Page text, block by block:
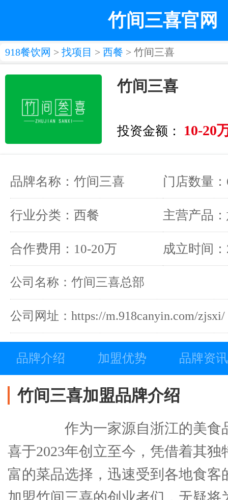
竹间三喜官网
918餐饮网 > 找项目 > 西餐 > 竹间三喜
竹间三喜
投资金额： 10-20
品牌名称：竹间三喜 门店数量
行业分类：西餐 主营产品
泰式炸豆
合作费用：10-20万 成立时间
公司名称：竹间三喜总部
公司网址：https://m.918canyin.com/zjsxi/
品牌介绍 加盟优势 品牌资讯
竹间三喜加盟品牌介绍
作为一家源自浙江的美食
喜于2023年创立至今，凭借着其独
富的菜品选择，迅速受到各地食客